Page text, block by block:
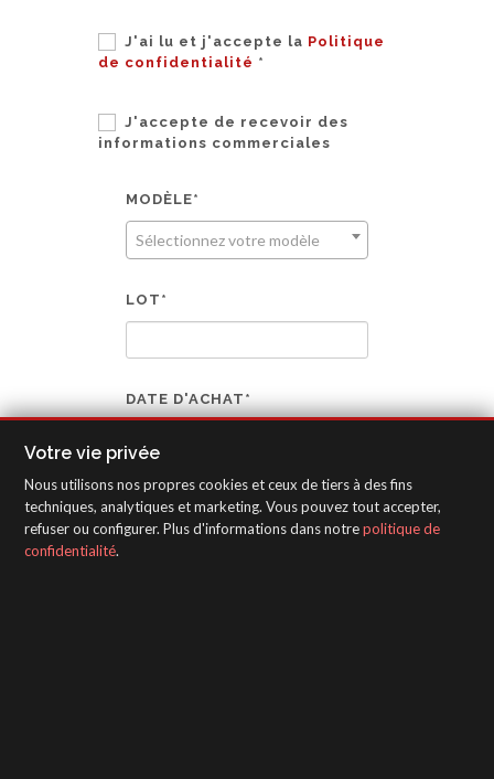
J'ai lu et j'accepte la Politique
de confidentialité *
J'accepte de recevoir des
informations commerciales
MODÈLE*
Sélectionnez votre modèle
LOT*
DATE D'ACHAT*
ENREGISTRER
Votre vie privée
Nous utilisons nos propres cookies et ceux de tiers à des fins
techniques, analytiques et marketing. Vous pouvez tout accepter,
refuser ou configurer. Plus d'informations dans notrepolitique de
confidentialité.